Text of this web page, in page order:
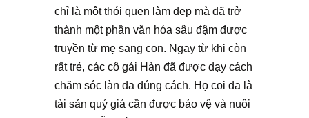
chỉ là một thói quen làm đẹp mà đã trở
thành một phần văn hóa sâu đậm được
truyền từ mẹ sang con. Ngay từ khi còn
rất trẻ, các cô gái Hàn đã được dạy cách
chăm sóc làn da đúng cách. Họ coi da là
tài sản quý giá cần được bảo vệ và nuôi